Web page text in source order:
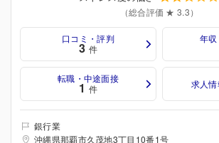
（総合評価 ★ 3.3）
口コミ・評判
3 件
年
転職・中途面接
1 件 求人
銀行業
沖縄県那覇市久茂地3丁目10番1号